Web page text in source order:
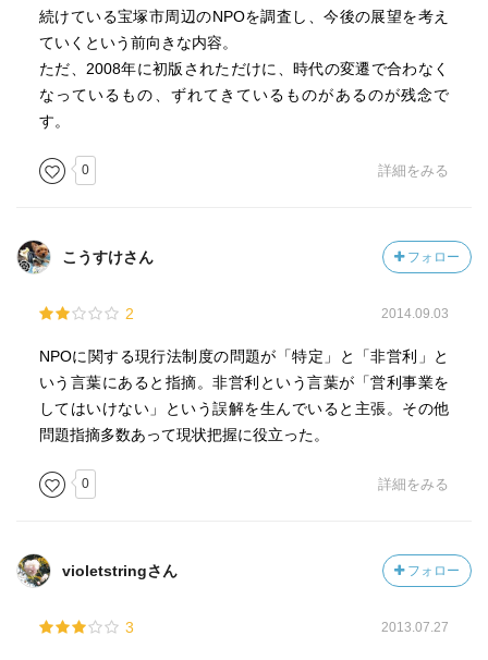
続けている宝塚市周辺のNPOを調査し、今後の展望を考え
ていくという前向きな内容。
ただ、2008年に初版されただけに、時代の変遷で合わなく
なっているもの、ずれてきているものがあるのが残念で
す。
0 詳細をみる
こうすけさん フォロー
2 2014.09.03
NPOに関する現行法制度の問題が「特定」と「非営利」と
いう言葉にあると指摘。非営利という言葉が「営利事業を
してはいけない」という誤解を生んでいると主張。その他
問題指摘多数あって現状把握に役立った。
0 詳細をみる
violetstringさん フォロー
3 2013.07.27